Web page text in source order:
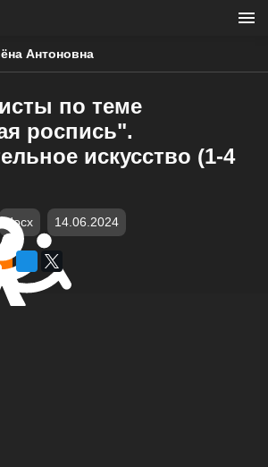
Антоновна
по теме
роспись".
искусство (1-4
docx 14.06.2024